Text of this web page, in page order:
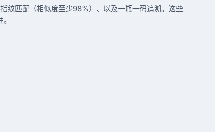
纹匹配（相似度至少98%）、以及一瓶一码追溯。这些